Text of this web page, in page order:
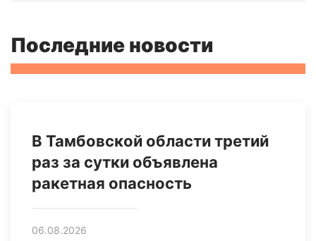
Последние новости
В Тамбовской области третий
раз за сутки объявлена
ракетная опасность
06.08.2026